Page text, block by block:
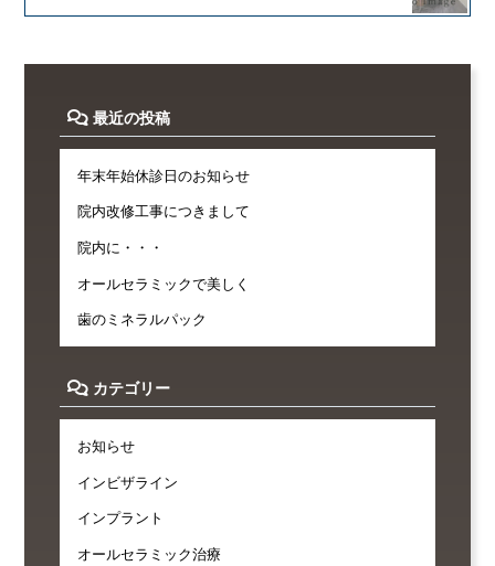
最近の投稿
年末年始休診日のお知らせ
院内改修工事につきまして
院内に・・・
オールセラミックで美しく
歯のミネラルパック
カテゴリー
お知らせ
インビザライン
インプラント
オールセラミック治療